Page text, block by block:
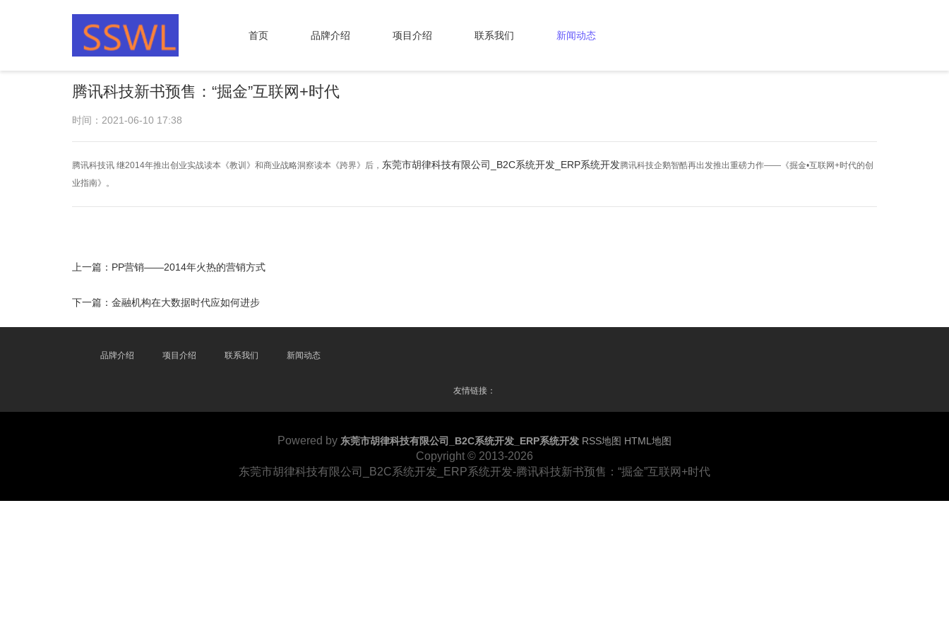
首页 品牌介绍 项目介绍 联系我们 新闻动态
腾讯科技新书预售：“掘金”互联网+时代
时间：2021-06-10 17:38
腾讯科技讯 继2014年推出创业实战读本《教训》和商业战略洞察读本《跨界》后， 东莞市胡律科技有限公司_B2C系统开发_ERP系统开发腾讯科技企鹅智酷再出发推出重磅力作——《掘金•互联网+时代的创
业指南》。
上一篇： PP营销——2014年火热的营销方式
下一篇： 金融机构在大数据时代应如何进步
品牌介绍 项目介绍 联系我们 新闻动态
友情链接：
Powered by 东莞市胡律科技有限公司_B2C系统开发_ERP系统开发 RSS地图 HTML地图
Copyright © 2013-2026
东莞市胡律科技有限公司_B2C系统开发_ERP系统开发-腾讯科技新书预售：“掘金”互联网+时代